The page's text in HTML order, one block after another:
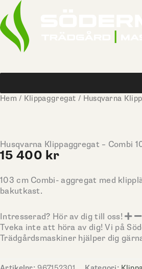
Hoppa
till
innehåll
Hem / Klippaggregat / Husqvarna
Husqvarna Klippaggregat – Combi
15 400 kr
103 cm Combi- aggregat med
bakutkast.
Intresserad? Hör av dig till oss!
Tveka inte att höra av dig! Vi på
Trädgårdsmaskiner hjälper dig